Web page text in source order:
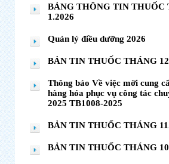
BẢNG THÔNG TIN THUỐC
1.2026
Quản lý điều dưỡng 2026
BẢN TIN THUỐC THÁNG
Thông báo Về việc mời cung
hàng hóa phục vụ công tác
2025 TB1008-2025
BẢN TIN THUỐC THÁNG
BẢN TIN THUỐC THÁNG